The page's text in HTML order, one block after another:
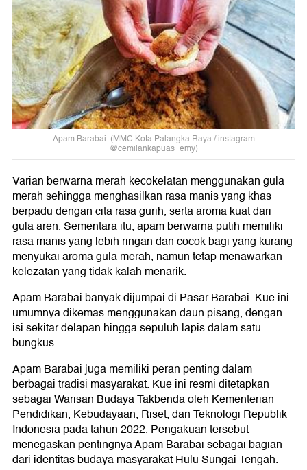
Apam Barabai. (MMC Kota Palangka Raya / instagram
@cemilankapuas_emy)
Varian berwarna merah kecokelatan menggunakan gula
merah sehingga menghasilkan rasa manis yang khas
berpadu dengan cita rasa gurih, serta aroma kuat dari
gula aren. Sementara itu, apam berwarna putih memiliki
rasa manis yang lebih ringan dan cocok bagi yang kurang
menyukai aroma gula merah, namun tetap menawarkan
kelezatan yang tidak kalah menarik.
Apam Barabai banyak dijumpai di Pasar Barabai. Kue ini
umumnya dikemas menggunakan daun pisang, dengan
isi sekitar delapan hingga sepuluh lapis dalam satu
bungkus.
Apam Barabai juga memiliki peran penting dalam
berbagai tradisi masyarakat. Kue ini resmi ditetapkan
sebagai Warisan Budaya Takbenda oleh Kementerian
Pendidikan, Kebudayaan, Riset, dan Teknologi Republik
Indonesia pada tahun 2022. Pengakuan tersebut
menegaskan pentingnya Apam Barabai sebagai bagian
dari identitas budaya masyarakat Hulu Sungai Tengah.